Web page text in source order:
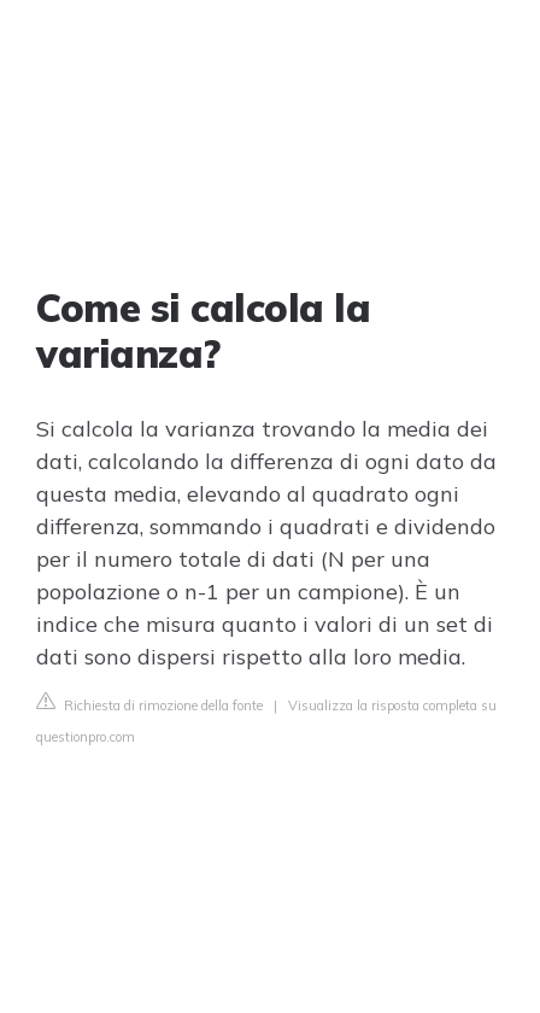
Come si calcola la
varianza?
Si calcola la varianza trovando la media dei
dati, calcolando la differenza di ogni dato da
questa media, elevando al quadrato ogni
differenza, sommando i quadrati e dividendo
per il numero totale di dati (N per una
popolazione o n-1 per un campione). È un
indice che misura quanto i valori di un set di
dati sono dispersi rispetto alla loro media.
Richiesta di rimozione della fonte | Visualizza la risposta completa su
questionpro.com